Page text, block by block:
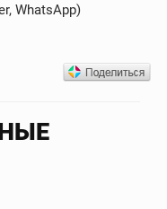
WhatsApp)